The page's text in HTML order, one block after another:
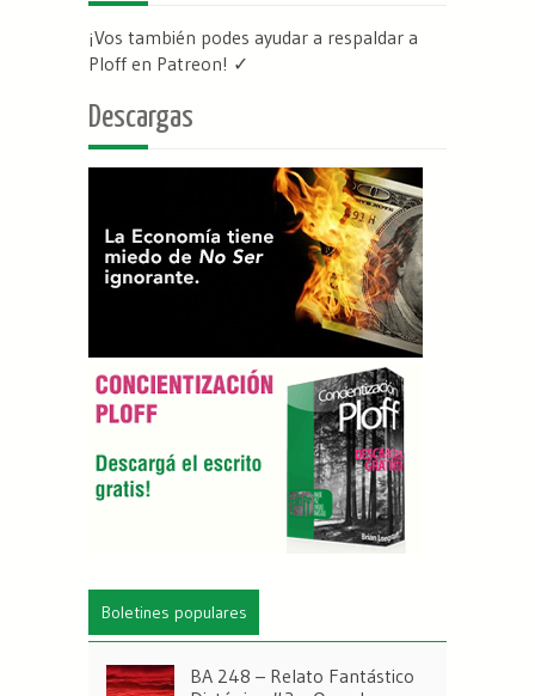
¡Vos también podes ayudar a respaldar a
Ploff en Patreon! ✓
Descargas
Boletines populares
BA 248 – Relato Fantástico